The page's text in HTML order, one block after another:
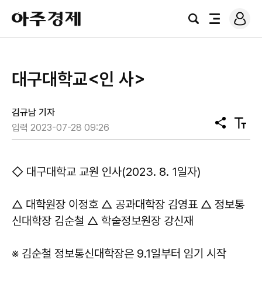
아
주
경
검
전
로
그
대구대학교<인 사>
김규남 기자
입력 2023-07-28 09:26
공
유
텍
스
◇ 대구대학교 교원 인사(2023. 8. 1일자)
△ 대학원장 이정호 △ 공과대학장 김영표 △ 정보통
신대학장 김순철 △ 학술정보원장 강신재
※ 김순철 정보통신대학장은 9.1일부터 임기 시작